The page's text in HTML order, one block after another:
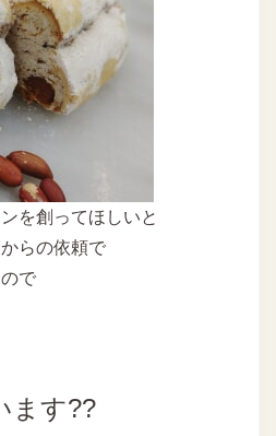
を創ってほしいと
らの依頼で
で
ます??